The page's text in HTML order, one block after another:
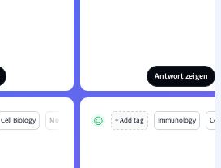
Antwort zeigen
Cell Biology Mo + Add tag Immunology